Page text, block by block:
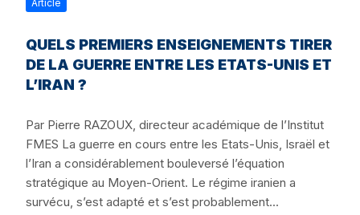
Article
QUELS PREMIERS ENSEIGNEMENTS TIRER
DE LA GUERRE ENTRE LES ETATS-UNIS ET
L’IRAN ?
Par Pierre RAZOUX, directeur académique de l’Institut
FMES La guerre en cours entre les Etats-Unis, Israël et
l’Iran a considérablement bouleversé l’équation
stratégique au Moyen-Orient. Le régime iranien a
survécu, s’est adapté et s’est probablement...